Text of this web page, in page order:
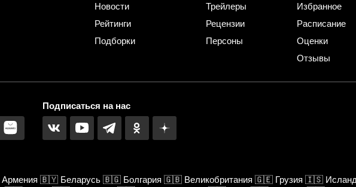
Новости
Рейтинги
Подборки
Трейлеры
Рецензии
Персоны
Избранное
Расписание
Оценки
Отзывы
Подписаться на нас
Армения 🇧🇾 Беларусь 🇧🇬 Болгария 🇬🇧 Великобритания 🇬🇪 Грузия 🇮🇸